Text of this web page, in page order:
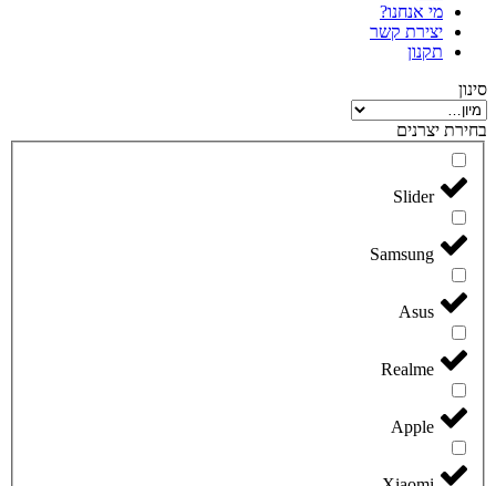
מי אנחנו?
יצירת קשר
תקנון
סינון
בחירת יצרנים
Slider
Samsung
Asus
Realme
Apple